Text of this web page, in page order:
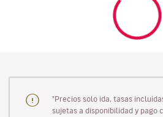
"Precios solo ida, tasas
sujetas a disponibilidad y pago